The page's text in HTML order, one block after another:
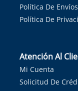
Política De Envíos
Política De
Atención Al
Mi Cuenta
Solicitud De